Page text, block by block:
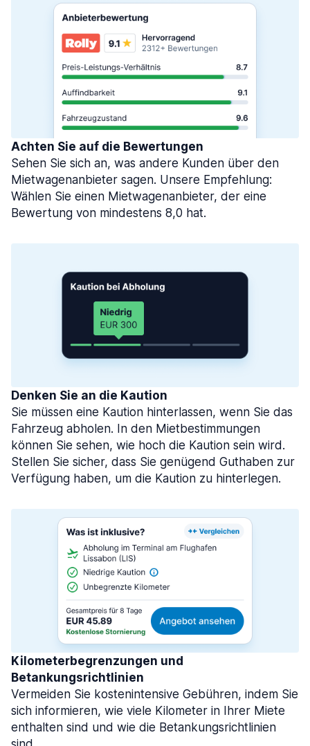
Achten Sie auf die Bewertungen
Sehen Sie sich an, was andere Kunden über den
Mietwagenanbieter sagen. Unsere Empfehlung:
Wählen Sie einen Mietwagenanbieter, der eine
Bewertung von mindestens 8,0 hat.
Denken Sie an die Kaution
Sie müssen eine Kaution hinterlassen, wenn Sie das
Fahrzeug abholen. In den Mietbestimmungen
können Sie sehen, wie hoch die Kaution sein wird.
Stellen Sie sicher, dass Sie genügend Guthaben zur
Verfügung haben, um die Kaution zu hinterlegen.
Kilometerbegrenzungen und
Betankungsrichtlinien
Vermeiden Sie kostenintensive Gebühren, indem Sie
sich informieren, wie viele Kilometer in Ihrer Miete
enthalten sind und wie die Betankungsrichtlinien